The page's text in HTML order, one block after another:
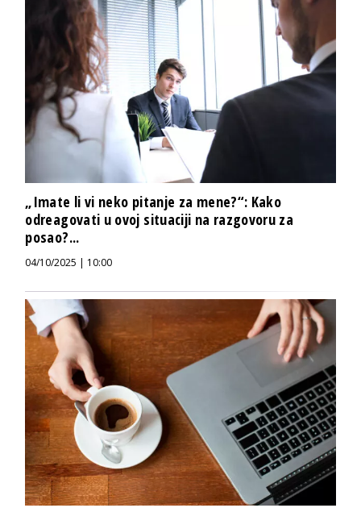
„Imate li vi neko pitanje za mene?“: Kako
odreagovati u ovoj situaciji na razgovoru za
posao?...
04/10/2025 | 10:00